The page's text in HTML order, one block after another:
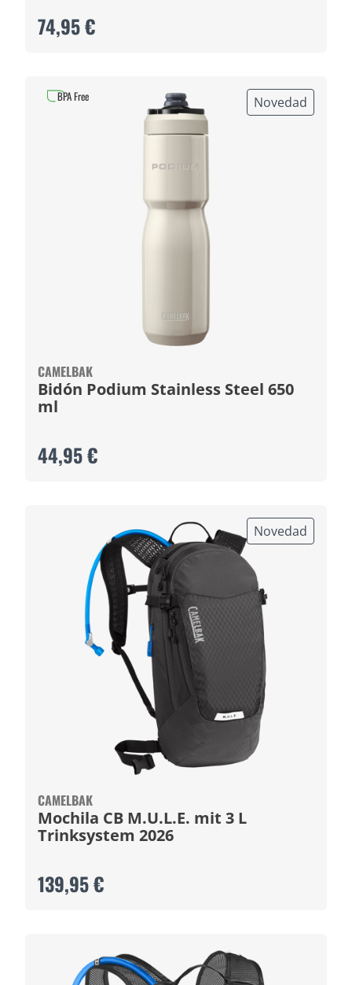
74,95 €
Novedad
CAMELBAK
Bidón Podium Stainless Steel 650
ml
44,95 €
BPA Free
Novedad
CAMELBAK
Mochila CB M.U.L.E. mit 3 L
Trinksystem 2026
139,95 €